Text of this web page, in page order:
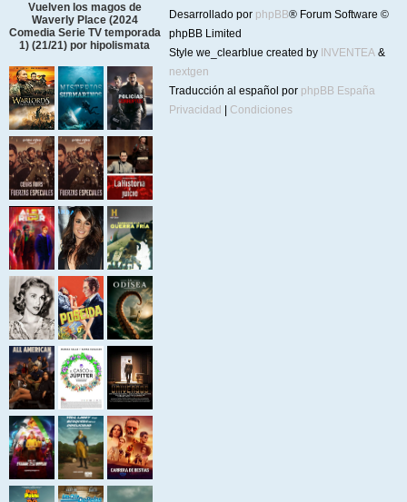
Vuelven los magos de
Waverly Place (2024
Comedia Serie TV temporada
1) (21/21) por hipolismata
Desarrollado por phpBB® Forum Software ©
phpBB Limited
Style we_clearblue created by INVENTEA &
nextgen
Traducción al español por phpBB España
Privacidad | Condiciones